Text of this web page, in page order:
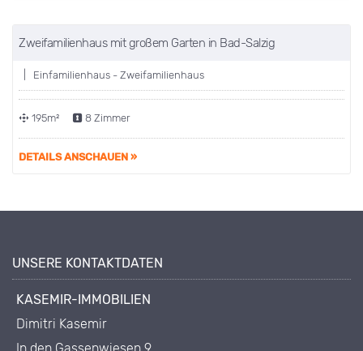
Zweifamilienhaus mit großem Garten in Bad-Salzig
| Einfamilienhaus - Zweifamilienhaus
195m² 8 Zimmer
DETAILS ANSCHAUEN »
UNSERE KONTAKTDATEN
KASEMIR-IMMOBILIEN
Dimitri Kasemir